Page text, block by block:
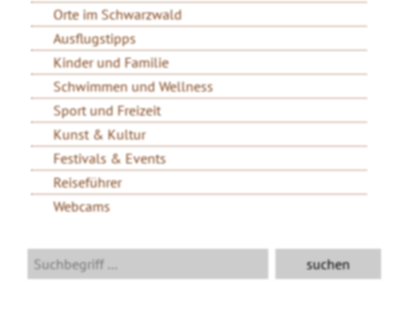
Orte im Schwarzwald
Ausflugstipps
Kinder und Familie
Schwimmen und Wellness
Sport und Freizeit
Kunst & Kultur
Festivals & Events
Reiseführer
Webcams